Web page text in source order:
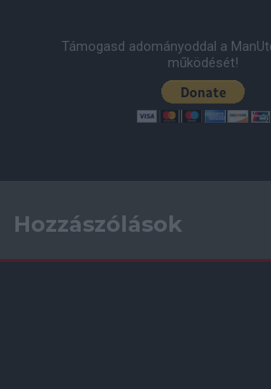
Támogasd adományoddal a
működését!
Hozzászólások